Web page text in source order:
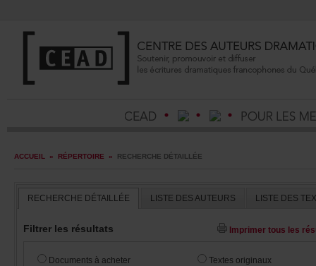
ACCUEIL » RÉPERTOIRE » RECHERCHEDÉTAILLÉE
RECHERCHEDÉTAILLÉE LISTEDESAUTEURS
Filtrerlesrésultats
Documentsàacheter
Textesoriginaux